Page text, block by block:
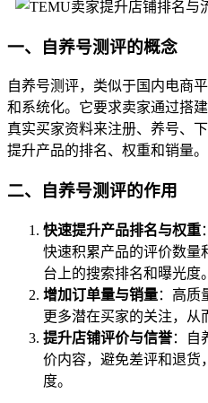
一、自养号测评的概念
自养号测评，类似于国内电商
和系统化。它要求卖家通过搭
真实买家资料来注册、养号、
提升产品的排名、权重和销量。
二、自养号测评的作用
快速提升产品排名与权重
快速积累产品的评价数量
台上的搜索排名和曝光度。
增加订单量与销量：高质
更多潜在买家的关注，从
提升店铺评价与信誉：自
价内容，避免差评和退货
度。